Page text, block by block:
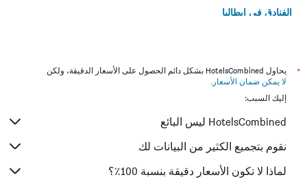
الفنادق في إيطاليا
*
يحاول HotelsCombined بشكل دائم الحصول على الأسعار الدقيقة، ولكن
لا يمكن ضمان الأسعار .
إليك السبب:
HotelsCombined ليس البائع
نقوم بتجميع الكثير من البيانات لك
لماذا لا تكون الأسعار دقيقة بنسبة 100٪؟